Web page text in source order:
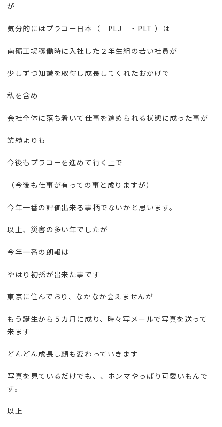
が
気分的にはプラコー日本（ PLJ ・PLT ）は
南砺工場稼働時に入社した２年生組の若い社員が
少しずつ知識を取得し成長してくれたおかげで
私を含め
会社全体に落ち着いて仕事を進められる状態に成った事が
業績よりも
今後もプラコーを進めて行く上で
（今後も仕事が有っての事と成りますが）
今年一番の評価出来る事柄でないかと思います。
以上、災害の多い年でしたが
今年一番の朗報は
やはり初孫が出来た事です
東京に住んでおり、なかなか会えませんが
もう誕生から５カ月に成り、時々写メールで写真を送って
来ます
どんどん成長し顔も変わっていきます
写真を見ているだけでも、、ホンマやっぱり可愛いもんで
す。
以上